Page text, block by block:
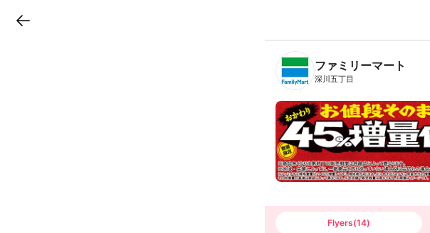
B
n
T
ファミリーマート
深川五丁目
Flyers(14)